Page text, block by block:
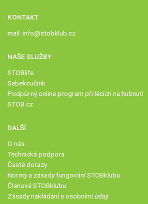
KONTAKT
mail: info@stobklub.cz
NAŠE SLUŽBY
STOBlife
Sebekoučink
Podpůrný online program při lécích na hubnutí
STOB.cz
DALŠÍ
O nás
Technická podpora
Časté dotazy
Normy a zásady fungování STOBklubu
Členové STOBklubu
Zásady nakládání s osobními údaji